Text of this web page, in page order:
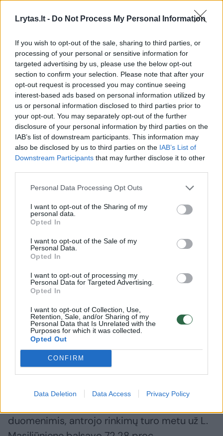
Lrytas.lt - Do Not Process My Personal Information
If you wish to opt-out of the sale, sharing to third parties, or
processing of your personal or sensitive information for
targeted advertising by us, please use the below opt-out
section to confirm your selection. Please note that after your
opt-out request is processed you may continue seeing
interest-based ads based on personal information utilized by
us or personal information disclosed to third parties prior to
your opt-out. You may separately opt-out of the further
disclosure of your personal information by third parties on the
IAB’s list of downstream participants. This information may
also be disclosed by us to third parties on the IAB’s List of
Downstream Participants that may further disclose it to other
Personal Data Processing Opt Outs
I want to opt-out of the Sharing of my
personal data.
Opted In
I want to opt-out of the Sale of my
Personal Data.
Opted In
I want to opt-out of processing my
Personal Data for Targeted Advertising.
Opted In
I want to opt-out of Collection, Use,
Retention, Sale, and/or Sharing of my
Personal Data that Is Unrelated with the
Purposes for which it was collected.
Opted Out
CONFIRM
Data Deletion Data Access Privacy Policy
Paviešintas evakuacijos iš
Vilniaus planas: informacija,
kurią turi žinoti kiekvienas
gyventojas(7)
Kitą
rajono
Lietuvos valstiečių ir žaliųjų sąjungos narys D.
Labanavičius praėjusią kadenciją dirbo
naujoji miesto merė Loreta Masiliūnienė.
Šių metų kovą vykusiuose Panevėžio miesto
mero rinkimuose politinio komiteto
„Atsinaujinančiam Panevėžiui“ narė L.
Masiliūnienė nugalėjo konservatorių Igną
Gaižiūną.
duomenimis, antrojo rinkimų turo metu už L.